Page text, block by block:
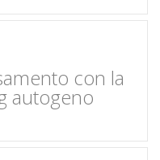
con la
autogeno